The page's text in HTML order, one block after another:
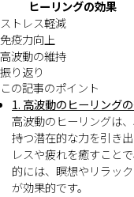
ヒーリングの効果
ストレス軽減
免疫力向上
高波動の維持
振り返り
この記事のポイント
1. 高波動のヒーリング
高波動のヒーリングは
持つ潜在的な力を引き
レスや疲れを癒すこと
的には、瞑想やリラッ
が効果的です。